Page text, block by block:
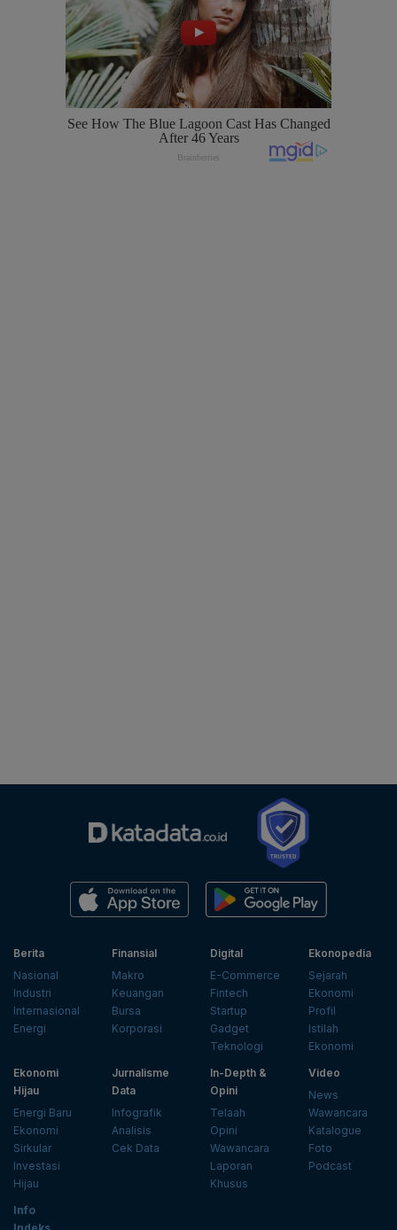
Berita
Nasional
Industri
Internasional
Energi
Finansial
Makro
Keuangan
Bursa
Korporasi
Digital
E-Commerce
Fintech
Startup
Gadget
Teknologi
Ekonopedia
Sejarah
Ekonomi
Profil
Istilah
Ekonomi
Ekonomi
Hijau
Energi Baru
Ekonomi
Sirkular
Investasi
Hijau
Jurnalisme
Data
Infografik
Analisis
Cek Data
In-Depth &
Opini
Telaah
Opini
Wawancara
Laporan
Khusus
Video
News
Wawancara
Katalogue
Foto
Podcast
Info